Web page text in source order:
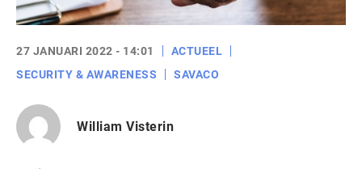
27 JANUARI 2022 - 14:01
ACTUEEL
SECURITY & AWARENESS
SAVACO
William Visterin